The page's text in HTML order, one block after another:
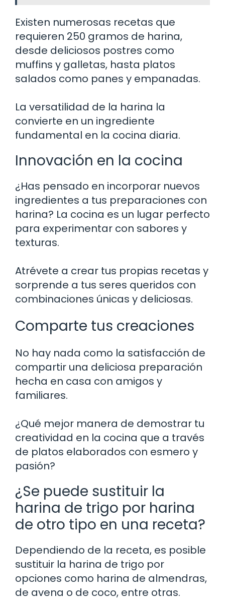
Existen numerosas recetas que
requieren 250 gramos de harina,
desde deliciosos postres como
muffins y galletas, hasta platos
salados como panes y empanadas.
La versatilidad de la harina la
convierte en un ingrediente
fundamental en la cocina diaria.
Innovación en la cocina
¿Has pensado en incorporar nuevos
ingredientes a tus preparaciones con
harina? La cocina es un lugar perfecto
para experimentar con sabores y
texturas.
Atrévete a crear tus propias recetas y
sorprende a tus seres queridos con
combinaciones únicas y deliciosas.
Comparte tus creaciones
No hay nada como la satisfacción de
compartir una deliciosa preparación
hecha en casa con amigos y
familiares.
¿Qué mejor manera de demostrar tu
creatividad en la cocina que a través
de platos elaborados con esmero y
pasión?
¿Se puede sustituir la
harina de trigo por harina
de otro tipo en una receta?
Dependiendo de la receta, es posible
sustituir la harina de trigo por
opciones como harina de almendras,
de avena o de coco, entre otras.